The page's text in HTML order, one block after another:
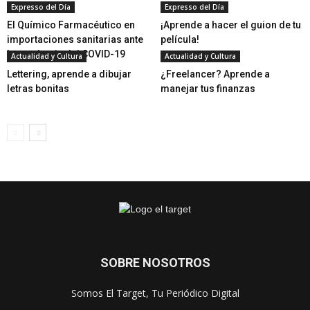
Expresso del Día
El Químico Farmacéutico en
importaciones sanitarias ante
la pandemia del COVID-19
Expresso del Día
¡Aprende a hacer el guion de tu
película!
Actualidad y Cultura
Lettering, aprende a dibujar
letras bonitas
Actualidad y Cultura
¿Freelancer? Aprende a
manejar tus finanzas
SOBRE NOSOTROS
Somos El Target, Tu Periódico Digital